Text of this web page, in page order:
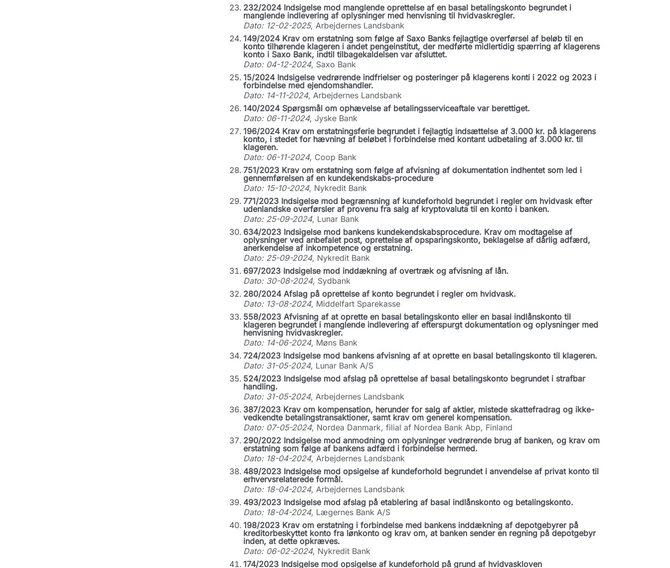
232/2024 Indsigelse mod manglende oprettelse af en basal betalingskonto begrundet i
manglende indlevering af oplysninger med henvisning til hvidvaskregler.
Dato: 12-02-2025, Arbejdernes Landsbank
149/2024 Krav om erstatning som følge af Saxo Banks fejlagtige overførsel af beløb til en
konto tilhørende klageren i andet pengeinstitut, der medførte midlertidig spærring af klagerens
konto i Saxo Bank, indtil tilbagekaldelsen var afsluttet.
Dato: 04-12-2024, Saxo Bank
15/2024 Indsigelse vedrørende indfrielser og posteringer på klagerens konti i 2022 og 2023 i
forbindelse med ejendomshandler.
Dato: 14-11-2024, Arbejdernes Landsbank
140/2024 Spørgsmål om ophævelse af betalingsserviceaftale var berettiget.
Dato: 06-11-2024, Jyske Bank
196/2024 Krav om erstatningsferie begrundet i fejlagtig indsættelse af 3.000 kr. på klagerens
konto, i stedet for hævning af beløbet i forbindelse med kontant udbetaling af 3.000 kr. til
klageren.
Dato: 06-11-2024, Coop Bank
751/2023 Krav om erstatning som følge af afvisning af dokumentation indhentet som led i
gennemførelsen af en kundekendskabs-procedure
Dato: 15-10-2024, Nykredit Bank
771/2023 Indsigelse mod begrænsning af kundeforhold begrundet i regler om hvidvask efter
udenlandske overførsler af provenu fra salg af kryptovaluta til en konto i banken.
Dato: 25-09-2024, Lunar Bank
634/2023 Indsigelse mod bankens kundekendskabsprocedure. Krav om modtagelse af
oplysninger ved anbefalet post, oprettelse af opsparingskonto, beklagelse af dårlig adfærd,
anerkendelse af inkompetence og erstatning.
Dato: 25-09-2024, Nykredit Bank
697/2023 Indsigelse mod inddækning af overtræk og afvisning af lån.
Dato: 30-08-2024, Sydbank
280/2024 Afslag på oprettelse af konto begrundet i regler om hvidvask.
Dato: 13-08-2024, Middelfart Sparekasse
558/2023 Afvisning af at oprette en basal betalingskonto eller en basal indlånskonto til
klageren begrundet i manglende indlevering af efterspurgt dokumentation og oplysninger med
henvisning hvidvaskregler.
Dato: 14-06-2024, Møns Bank
724/2023 Indsigelse mod bankens afvisning af at oprette en basal betalingskonto til klageren.
Dato: 31-05-2024, Lunar Bank A/S
524/2023 Indsigelse mod afslag på oprettelse af basal betalingskonto begrundet i strafbar
handling.
Dato: 31-05-2024, Arbejdernes Landsbank
387/2023 Krav om kompensation, herunder for salg af aktier, mistede skattefradrag og ikke-
vedkendte betalingstransaktioner, samt krav om generel kompensation.
Dato: 07-05-2024, Nordea Danmark, filial af Nordea Bank Abp, Finland
290/2022 Indsigelse mod anmodning om oplysninger vedrørende brug af banken, og krav om
erstatning som følge af bankens adfærd i forbindelse hermed.
Dato: 18-04-2024, Arbejdernes Landsbank
489/2023 Indsigelse mod opsigelse af kundeforhold begrundet i anvendelse af privat konto til
erhvervsrelaterede formål.
Dato: 18-04-2024, Arbejdernes Landsbank
493/2023 Indsigelse mod afslag på etablering af basal indlånskonto og betalingskonto.
Dato: 18-04-2024, Lægernes Bank A/S
198/2023 Krav om erstatning i forbindelse med bankens inddækning af depotgebyrer på
kreditorbeskyttet konto fra lønkonto og krav om, at banken sender en regning på depotgebyr
inden, at dette opkræves.
Dato: 06-02-2024, Nykredit Bank
174/2023 Indsigelse mod opsigelse af kundeforhold på grund af hvidvaskloven